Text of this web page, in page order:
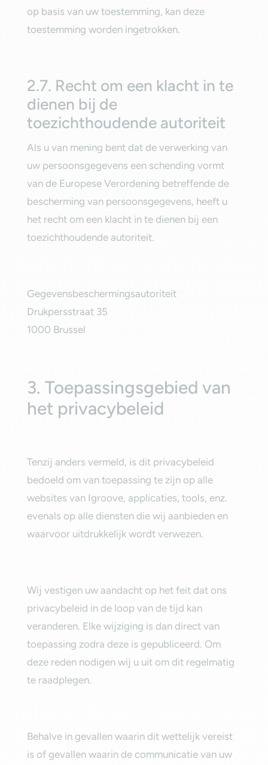
op basis van uw toestemming, kan deze
toestemming worden ingetrokken.‎
‎2.7. Recht om een klacht in te
dienen bij de
toezichthoudende autoriteit‎
‎Als u van mening bent dat de verwerking van
uw persoonsgegevens een schending vormt
van de Europese Verordening betreffende de
bescherming van persoonsgegevens, heeft u
het recht om een klacht in te dienen bij een
toezichthoudende autoriteit.‎
‎Gegevensbeschermingsautoriteit‎
Drukpersstraat 35‎
1000 Brussel‎
‎3. Toepassingsgebied van
het privacybeleid‎
‎Tenzij anders vermeld, is dit privacybeleid
bedoeld om van toepassing te zijn op alle
websites van ‎Igroove, applicaties, tools, enz.
evenals op alle diensten die wij aanbieden en
waarvoor uitdrukkelijk wordt verwezen.‎
‎Wij vestigen uw aandacht op het feit dat ons
privacybeleid in de loop van de tijd kan
veranderen. Elke wijziging is dan direct van
toepassing zodra deze is gepubliceerd. Om
deze reden nodigen wij u uit om dit regelmatig
te raadplegen.‎
‎Behalve in gevallen waarin dit wettelijk vereist
is of gevallen waarin de communicatie van uw